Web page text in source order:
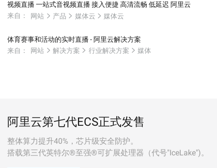
视频直播 一站式音视频直播 接入便捷 高清流畅 低延迟 阿里云
来自：
网站 产品 媒体云 媒体云
体育赛事和活动的实时直播 - 阿里云解决方案
来自：
网站 解决方案 行业解决方案 媒体
阿里云第七代ECS正式发售
整体算力提升40%，芯片级安全防护。
搭载第三代英特尔®至强®可扩展处理器（代号"IceLake")。